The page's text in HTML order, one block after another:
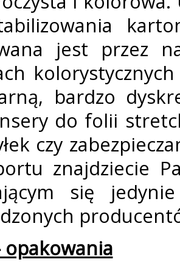
jest przez
bardzo
do folii
czy
znajdziecie
się
opakowania